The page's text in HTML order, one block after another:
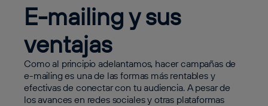
E-mailing y sus
ventajas
Como al principio adelantamos, hacer campañas de
e-mailing es una de las formas más rentables y
efectivas de conectar con tu audiencia. A pesar de
los avances en redes sociales y otras plataformas